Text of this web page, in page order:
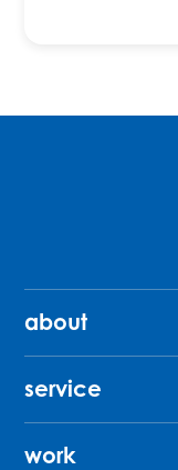
about
service
work